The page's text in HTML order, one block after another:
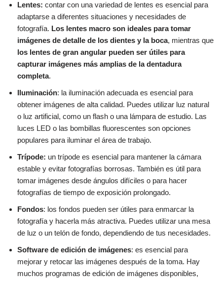
Lentes: contar con una variedad de lentes es esencial para
adaptarse a diferentes situaciones y necesidades de
fotografía. Los lentes macro son ideales para tomar
imágenes de detalle de los dientes y la boca, mientras que
los lentes de gran angular pueden ser útiles para
capturar imágenes más amplias de la dentadura
completa.
Iluminación: la iluminación adecuada es esencial para
obtener imágenes de alta calidad. Puedes utilizar luz natural
o luz artificial, como un flash o una lámpara de estudio. Las
luces LED o las bombillas fluorescentes son opciones
populares para iluminar el área de trabajo.
Trípode: un trípode es esencial para mantener la cámara
estable y evitar fotografías borrosas. También es útil para
tomar imágenes desde ángulos difíciles o para hacer
fotografías de tiempo de exposición prolongado.
Fondos: los fondos pueden ser útiles para enmarcar la
fotografía y hacerla más atractiva. Puedes utilizar una mesa
de luz o un telón de fondo, dependiendo de tus necesidades.
Software de edición de imágenes: es esencial para
mejorar y retocar las imágenes después de la toma. Hay
muchos programas de edición de imágenes disponibles,